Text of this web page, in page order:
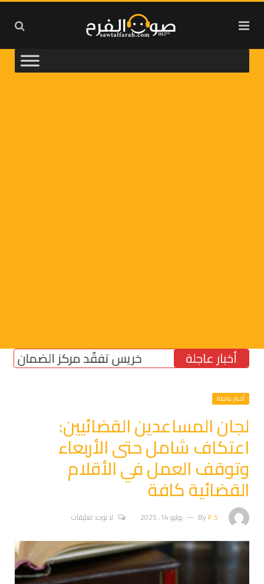
أخبار عاجلة خريس تفقّد مركز الضمان
أخبار عاجلة
لجان المساعدين القضائيين:
اعتكاف شامل حتى الأربعاء
وتوقف العمل في الأقلام
القضائية كافة
ByF.S يوليو 14, 2025 لا توجد تعليقات